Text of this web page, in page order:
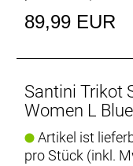
89,99 EUR
Santini Trikot
Women L
Artikel ist
pro Stück (inkl.